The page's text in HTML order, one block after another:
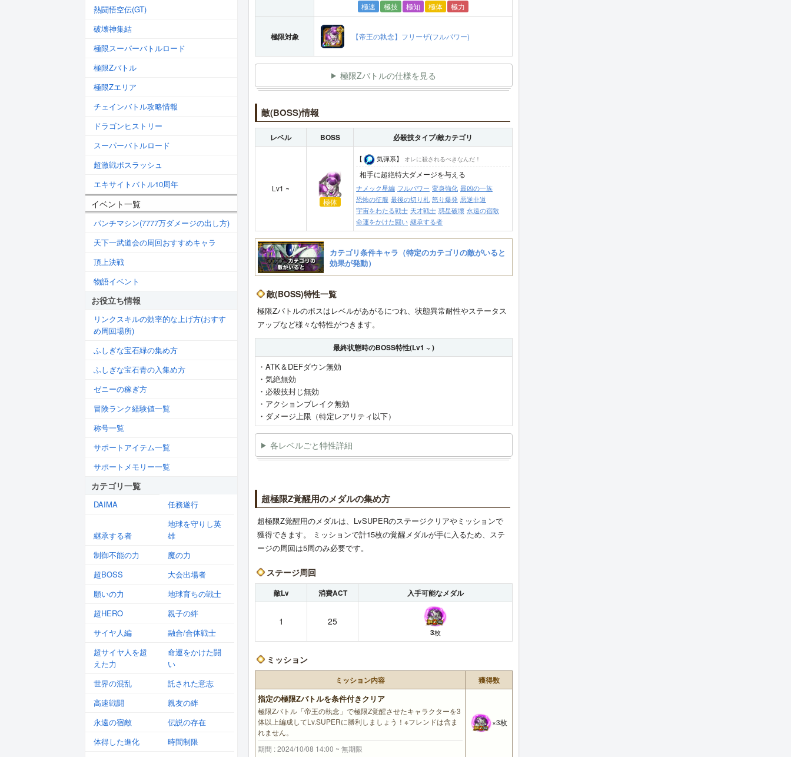
極速
極技 極知 極体 極力
極限対象 【帝王の執念】フリーザ(フルパワー)
極限Zバトルの仕様を見る
敵(BOSS)情報
レベル BOSS 必殺技タイプ/敵カテゴリ
Lv1 ~
極体
【 気弾系】 オレに殺されるべきなんだ！
相手に超絶特大ダメージを与える
ナメック星編 フルパワー 変身強化 最凶の一族
恐怖の征服 最後の切り札 怒り爆発 悪逆非道
宇宙をわたる戦士 天才戦士 惑星破壊 永遠の宿敵
命運をかけた闘い 継承する者
カテゴリ条件キャラ（特定のカテゴリの敵がいると
効果が発動）
敵(BOSS)特性一覧
極限Zバトルのボスはレベルがあがるにつれ、状態異常耐性やステータス
アップなど様々な特性がつきます。
最終状態時のBOSS特性(Lv1 ~ )
・ATK＆DEFダウン無効
・気絶無効
・必殺技封じ無効
・アクションブレイク無効
・ダメージ上限（特定レアリティ以下）
各レベルごと特性詳細
超極限Z覚醒用のメダルの集め方
超極限Z覚醒用のメダルは、LvSUPERのステージクリアやミッションで
獲得できます。 ミッションで計15枚の覚醒メダルが手に入るため、ステ
ージの周回は5周のみ必要です。
ステージ周回
敵Lv 消費ACT 入手可能なメダル
1 25
3枚
ミッション
ミッション内容 獲得数
指定の極限Zバトルを条件付きクリア
極限Zバトル「帝王の執念」で極限Z覚醒させたキャラクターを3
体以上編成してLv.SUPERに勝利しましょう！※フレンドは含ま
れません。
期間 : 2024/10/08 14:00 ~ 無期限
×3枚
熱闘悟空伝(GT)
破壊神集結
極限スーパーバトルロード
極限Zバトル
極限Zエリア
チェインバトル攻略情報
ドラゴンヒストリー
スーパーバトルロード
超激戦ボスラッシュ
エキサイトバトル10周年
イベント一覧
パンチマシン(7777万ダメージの出し方)
天下一武道会の周回おすすめキャラ
頂上決戦
物語イベント
お役立ち情報
リンクスキルの効率的な上げ方(おすす
め周回場所)
ふしぎな宝石緑の集め方
ふしぎな宝石青の入集め方
ゼニーの稼ぎ方
冒険ランク経験値一覧
称号一覧
サポートアイテム一覧
サポートメモリー一覧
カテゴリ一覧
DAIMA 任務遂行
継承する者
地球を守りし英
雄
制御不能の力
魔の力
超BOSS
大会出場者
願いの力
地球育ちの戦士
超HERO
親子の絆
サイヤ人編
融合/合体戦士
超サイヤ人を超
えた力
命運をかけた闘
い
世界の混乱
託された意志
高速戦闘
親友の絆
永遠の宿敵
伝説の存在
体得した進化
時間制限